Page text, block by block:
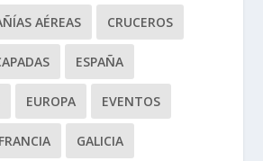
AÉREAS CRUCEROS
ESPAÑA
EUROPA EVENTOS
FRANCIA GALICIA